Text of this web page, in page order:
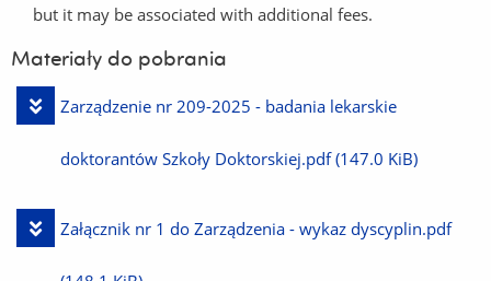
but it may be associated with additional fees.
Materiały do pobrania
Pobierz
plik
Zarządzenie nr 209-2025 - badania lekarskie
doktorantów Szkoły Doktorskiej.pdf (147.0 KiB)
Pobierz
Załącznik nr 1 do Zarządzenia - wykaz dyscyplin.pdf